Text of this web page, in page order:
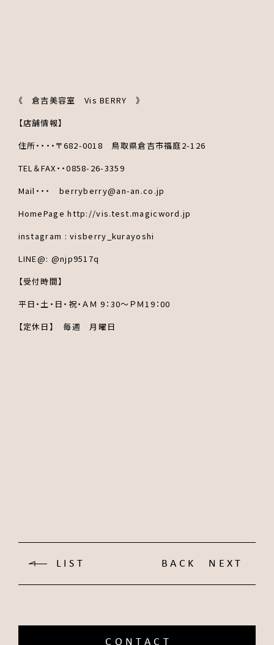
《 倉吉美容室 Vis BERRY 》
【店舗情報】
住所・・・・〒682-0018 鳥取県倉吉市福庭2-126
TEL＆FAX・・0858-26-3359
Mail・・・ berryberry@an-an.co.jp
HomePage http://vis.test.magicword.jp
instagram : visberry_kurayoshi
LINE@: @njp9517q
【受付時間】
平日・土・日・祝・ＡＭ 9：30～ＰＭ19：00
【定休日】 毎週 月曜日
LIST BACK NEXT
CONTACT